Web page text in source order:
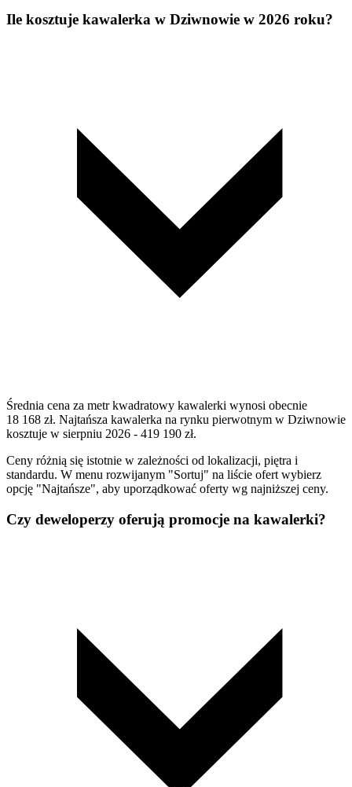
Ile kosztuje kawalerka w Dziwnowie w 2026 roku?
Średnia cena za metr kwadratowy kawalerki wynosi obecnie
18 168 zł. Najtańsza kawalerka na rynku pierwotnym w Dziwnowie
kosztuje w sierpniu 2026 - 419 190 zł.
Ceny różnią się istotnie w zależności od lokalizacji, piętra i
standardu. W menu rozwijanym "Sortuj" na liście ofert wybierz
opcję "Najtańsze", aby uporządkować oferty wg najniższej ceny.
Czy deweloperzy oferują promocje na kawalerki?